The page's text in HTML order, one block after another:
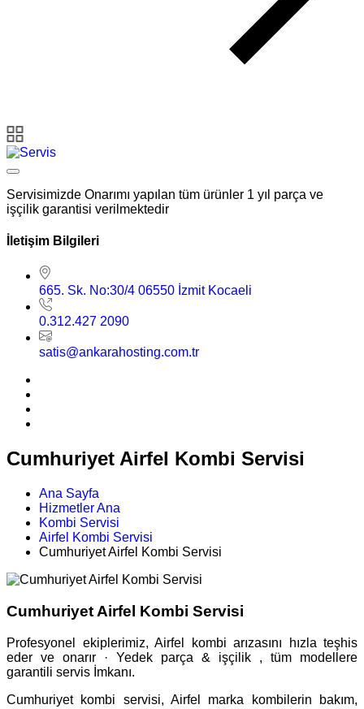
Servisimizde Onarımı yapılan tüm ürünler 1 yıl parça ve
işçilik garantisi verilmektedir
İletişim Bilgileri
665. Sk. No:30/4 06550 İzmit Kocaeli
0.312.427 2090
satis@ankarahosting.com.tr
Cumhuriyet Airfel Kombi Servisi
Ana Sayfa
Hizmetler Ana
Kombi Servisi
Airfel Kombi Servisi
Cumhuriyet Airfel Kombi Servisi
Cumhuriyet Airfel Kombi Servisi
Profesyonel ekiplerimiz, Airfel kombi arızasını hızla teşhis
eder ve onarır · Yedek parça & işçilik , tüm modellere
garantili servis İmkanı.
Cumhuriyet kombi servisi, Airfel marka kombilerin bakım,